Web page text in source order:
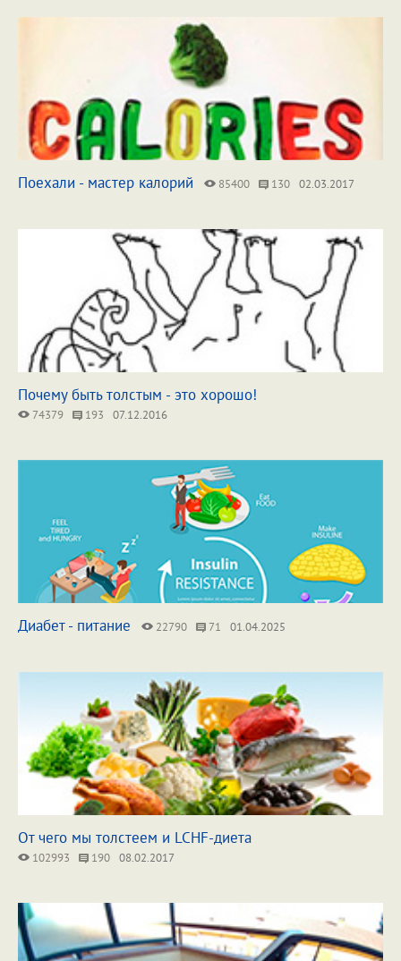
Поехали - мастер калорий 85400 130 02.03.2017
Почему быть толстым - это хорошо!
74379 193 07.12.2016
Диабет - питание 22790 71 01.04.2025
От чего мы толстеем и LCHF-диета
102993 190 08.02.2017